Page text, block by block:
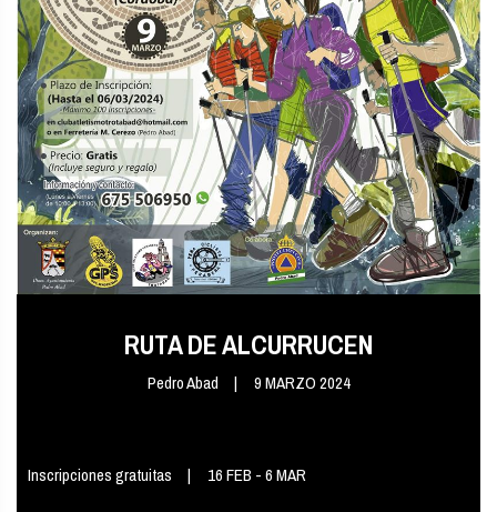
RUTA DE ALCURRUCEN
Pedro Abad 9 MARZO 2024
Inscripciones gratuitas 16 FEB - 6 MAR